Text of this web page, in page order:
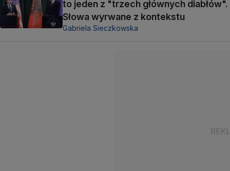
to jeden z "trzech głównych diabłów".
Słowa wyrwane z kontekstu
Gabriela Sieczkowska